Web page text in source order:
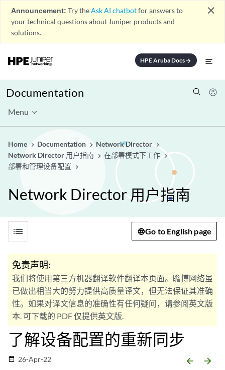
Announcement: Try theAsk AI chatbotfor answers to
your technical questions about Juniper products and
solutions.
close
HPE Aruba Docsarrow_forward
Documentation
Menu
Home Documentation
Network Director
Network Director 用户指南
在部署模式下工作
部署和管理设备配置
Network Director 用户指南
list Go to English page
免责声明:
我们将使用第三方机器翻译软件翻译本页面。瞻博网络虽
已做出相当大的努力提供高质量译文，但无法保证其准确
性。如果对译文信息的准确性有任何疑问，请参阅英文版
本. 可下载的 PDF 仅提供英文版.
了解设备配置的重新同步
date_range 26-Apr-22 arrow_backward arrow_forward